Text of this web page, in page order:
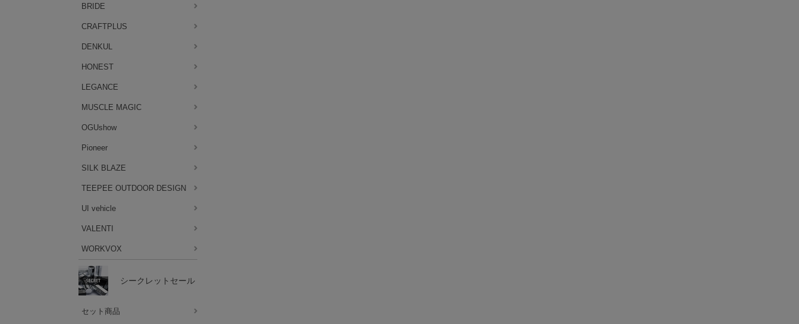
BRIDE
CRAFTPLUS
DENKUL
HONEST
LEGANCE
MUSCLE MAGIC
OGUshow
Pioneer
SILK BLAZE
TEEPEE OUTDOOR DESIGN
UI vehicle
VALENTI
WORKVOX
シークレットセール
セット商品